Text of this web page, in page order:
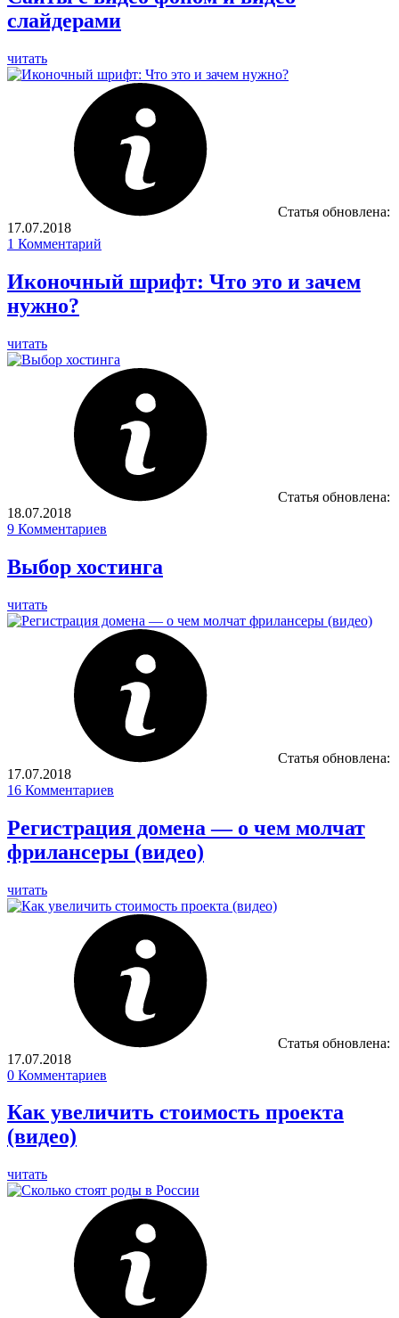
слайдерами
читать
Статья обновлена:
17.07.2018
1 Комментарий
Иконочный шрифт: Что это и зачем
нужно?
читать
Статья обновлена:
18.07.2018
9 Комментариев
Выбор хостинга
читать
Статья обновлена:
17.07.2018
16 Комментариев
Регистрация домена — о чем молчат
фрилансеры (видео)
читать
Статья обновлена:
17.07.2018
0 Комментариев
Как увеличить стоимость проекта
(видео)
читать